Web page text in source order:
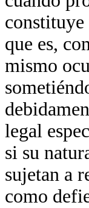
que es,
mismo
legal
si su
sujetan a
como